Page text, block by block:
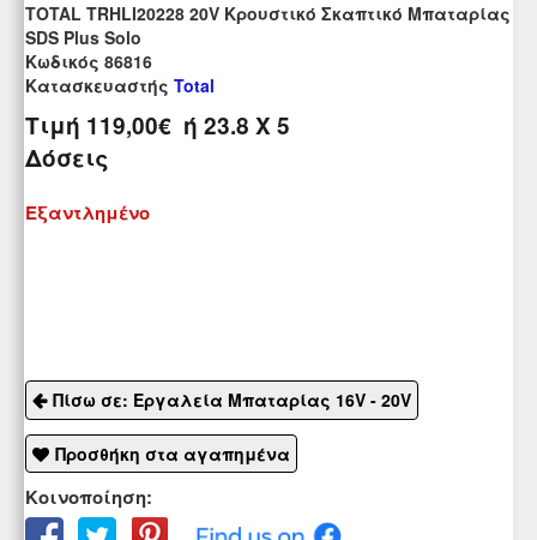
TOTAL TRHLI20228 20V Κρουστικό Σκαπτικό Μπαταρίας
SDS Plus Solo
Kωδικός 86816
Κατασκευαστής Total
Τιμή 119,00€ ή 23.8 X 5
Δόσεις
Εξαντλημένο
Πίσω σε: Εργαλεία Μπαταρίας 16V - 20V
Προσθήκη στα αγαπημένα
Κοινοποίηση: